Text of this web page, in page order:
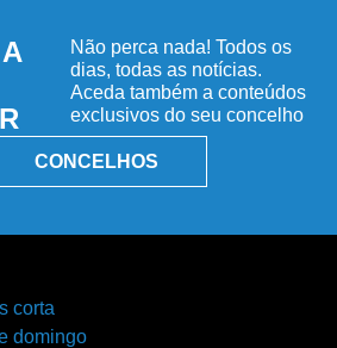
Não perca nada! Todos os
dias, todas as notícias.
Aceda também a conteúdos
exclusivos do seu concelho
CONCELHOS